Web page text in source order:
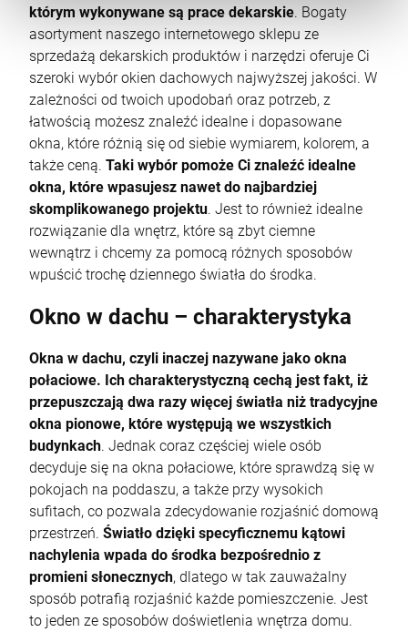
którym wykonywane są prace dekarskie. Bogaty
asortyment naszego internetowego sklepu ze
sprzedażą dekarskich produktów i narzędzi oferuje Ci
szeroki wybór okien dachowych najwyższej jakości. W
zależności od twoich upodobań oraz potrzeb, z
łatwością możesz znaleźć idealne i dopasowane
okna, które różnią się od siebie wymiarem, kolorem, a
także ceną. Taki wybór pomoże Ci znaleźć idealne
okna, które wpasujesz nawet do najbardziej
skomplikowanego projektu. Jest to również idealne
rozwiązanie dla wnętrz, które są zbyt ciemne
wewnątrz i chcemy za pomocą różnych sposobów
wpuścić trochę dziennego światła do środka.
Okno w dachu – charakterystyka
Okna w dachu, czyli inaczej nazywane jako okna
połaciowe. Ich charakterystyczną cechą jest fakt, iż
przepuszczają dwa razy więcej światła niż tradycyjne
okna pionowe, które występują we wszystkich
budynkach. Jednak coraz częściej wiele osób
decyduje się na okna połaciowe, które sprawdzą się w
pokojach na poddaszu, a także przy wysokich
sufitach, co pozwala zdecydowanie rozjaśnić domową
przestrzeń. Światło dzięki specyficznemu kątowi
nachylenia wpada do środka bezpośrednio z
promieni słonecznych, dlatego w tak zauważalny
sposób potrafią rozjaśnić każde pomieszczenie. Jest
to jeden ze sposobów doświetlenia wnętrza domu.